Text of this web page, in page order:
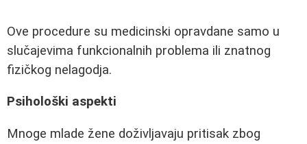
Ove procedure su medicinski opravdane samo u
slučajevima funkcionalnih problema ili znatnog
fizičkog nelagodja.
Psihološki aspekti
Mnoge mlade žene doživljavaju pritisak zbog